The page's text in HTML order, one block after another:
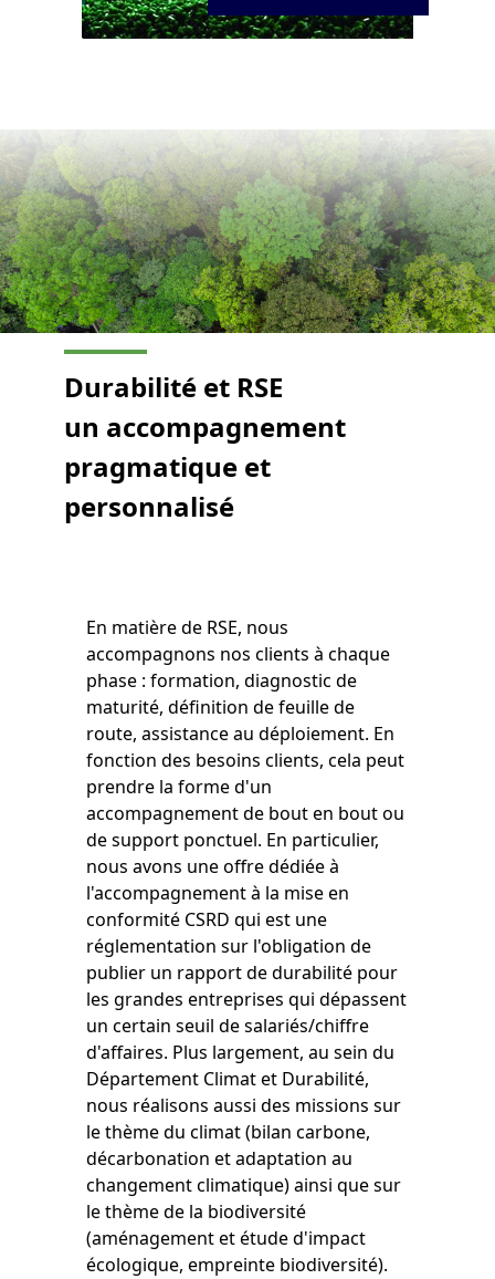
Durabilité et RSE
un accompagnement
pragmatique et
personnalisé
En matière de RSE, nous
accompagnons nos clients à chaque
phase : formation, diagnostic de
maturité, définition de feuille de
route, assistance au déploiement. En
fonction des besoins clients, cela peut
prendre la forme d'un
accompagnement de bout en bout ou
de support ponctuel. En particulier,
nous avons une offre dédiée à
l'accompagnement à la mise en
conformité CSRD qui est une
réglementation sur l'obligation de
publier un rapport de durabilité pour
les grandes entreprises qui dépassent
un certain seuil de salariés/chiffre
d'affaires. Plus largement, au sein du
Département Climat et Durabilité,
nous réalisons aussi des missions sur
le thème du climat (bilan carbone,
décarbonation et adaptation au
changement climatique) ainsi que sur
le thème de la biodiversité
(aménagement et étude d'impact
écologique, empreinte biodiversité).